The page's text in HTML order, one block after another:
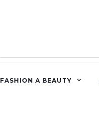
FASHION A BEAUTY